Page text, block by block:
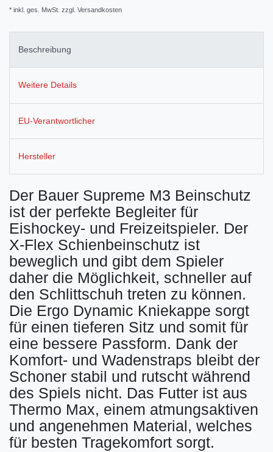
* inkl. ges. MwSt. zzgl. Versandkosten
Beschreibung
Weitere Details
EU-Verantwortlicher
Hersteller
Der Bauer Supreme M3 Beinschutz
ist der perfekte Begleiter für
Eishockey- und Freizeitspieler. Der
X-Flex Schienbeinschutz ist
beweglich und gibt dem Spieler
daher die Möglichkeit, schneller auf
den Schlittschuh treten zu können.
Die Ergo Dynamic Kniekappe sorgt
für einen tieferen Sitz und somit für
eine bessere Passform. Dank der
Komfort- und Wadenstraps bleibt der
Schoner stabil und rutscht während
des Spiels nicht. Das Futter ist aus
Thermo Max, einem atmungsaktiven
und angenehmen Material, welches
für besten Tragekomfort sorgt.